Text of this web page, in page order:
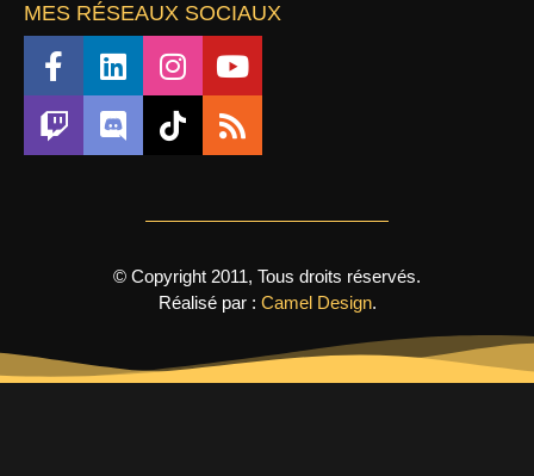
MES RÉSEAUX SOCIAUX
© Copyright 2011, Tous droits réservés.
Réalisé par : Camel Design.